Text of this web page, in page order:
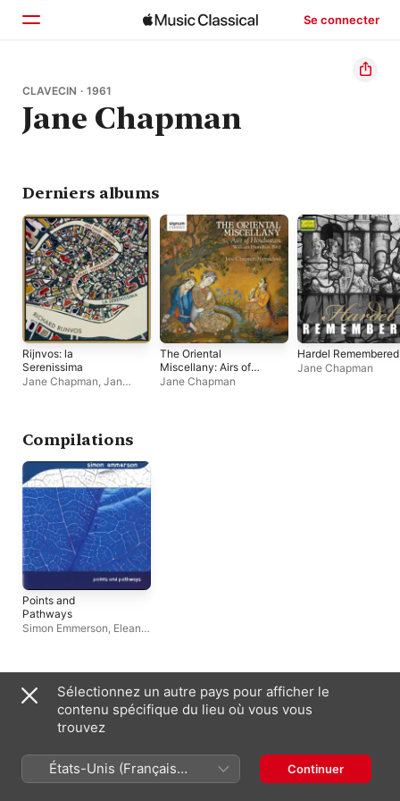
Se connecter
Accueil
Parcourir
CLAVECIN · 1961
Jane Chapman
Derniers albums
Rijnvos: la
Serenissima
Jane Chapman, Jan
The Oriental
Miscellany: Airs of
Hindustan
Jane Chapman
Hardel Remembered
Jane Chapman
Compilations
Points and
Pathways
Simon Emmerson, Eleanor
Apparaît souvent avec
Sélectionnez un autre pays pour afficher le
contenu spécifique du lieu où vous vous
trouvez
États-Unis (Français
France)
Continuer